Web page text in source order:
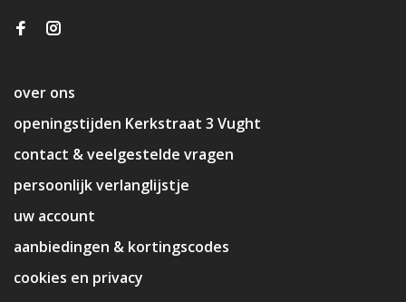
over ons
openingstijden Kerkstraat 3 Vught
contact & veelgestelde vragen
persoonlijk verlanglijstje
uw account
aanbiedingen & kortingscodes
cookies en privacy